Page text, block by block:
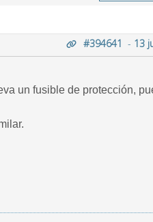
#394641 - 13
un fusible de protección,